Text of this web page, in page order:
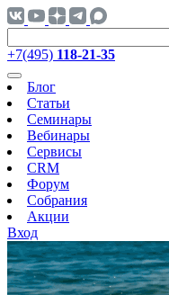
+7(495) 118-21-35
Блог
Статьи
Семинары
Вебинары
Сервисы
CRM
Форум
Собрания
Акции
Вход